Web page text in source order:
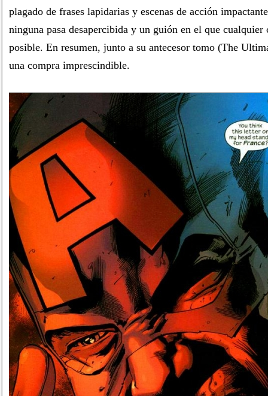
plagado de frases lapidarias y escenas de acción
ninguna pasa desapercibida y un guión en el que cualquier
posible. En resumen, junto a su antecesor tomo (The
una compra imprescindible.